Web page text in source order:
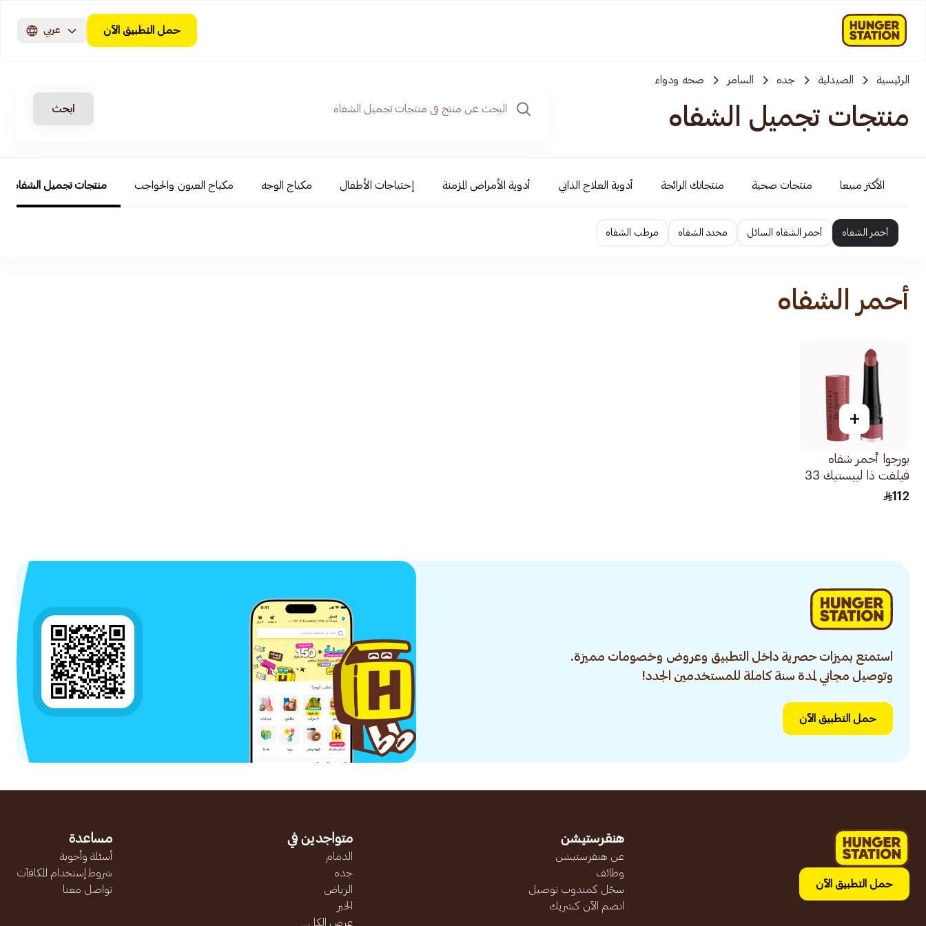
حمل التطبيق الآن عربي
الرئيسية الصيدلية جده السامر صحه ودواء
منتجات تجميل الشفاه ابحث
الأكثر مبيعا منتجات صحية منتجاتك الرائجة أدوية العلاج الذاتي أدوية الأمراض المزمنة إحتياجات الأطفال مكياج الوجه مكياج العيون والحواجب منتجات تجميل الشفاه
أحمر الشفاه أحمر الشفاه السائل محدد الشفاه مرطب الشفاه
أحمر الشفاه
+
بورجوا أحمر شفاه
فيلفت ذا ليبستيك 33
1قطعة
112
استمتع بميزات حصرية داخل التطبيق وعروض وخصومات مميزة.
وتوصيل مجاني لمدة سنة كاملة للمستخدمين الجدد!
حمل التطبيق الآن
حمل التطبيق الآن
هنقرستيشن
عن هنقرستيشن
وظائف
سجّل كمندوب توصيل
انضم الآن كشريك
متواجدين في
الدمام
جده
الرياض
الخبر
عرض الكل...
مساعدة
أسئلة وأجوبة
شروط إستخدام المكافآت
تواصل معنا